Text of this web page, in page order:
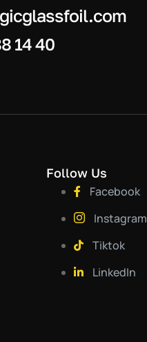
14 40
Follow Us
Facebook
Instagram
Tiktok
LinkedIn